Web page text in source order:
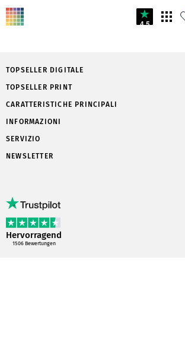
4.5
TOPSELLER DIGITALE
TOPSELLER PRINT
CARATTERISTICHE PRINCIPALI
INFORMAZIONI
SERVIZIO
Hervorragend
1506Bewertungen
NEWSLETTER